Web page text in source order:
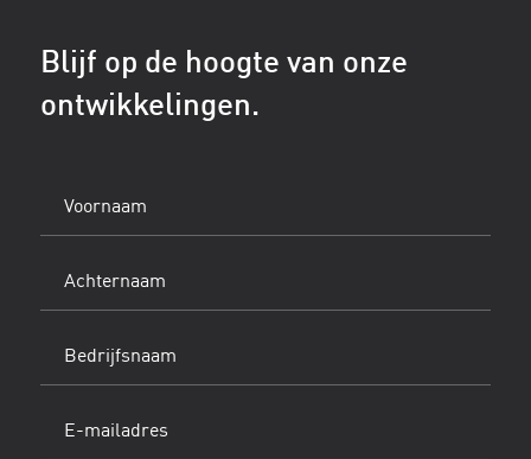
Blijf op de hoogte van onze
ontwikkelingen.